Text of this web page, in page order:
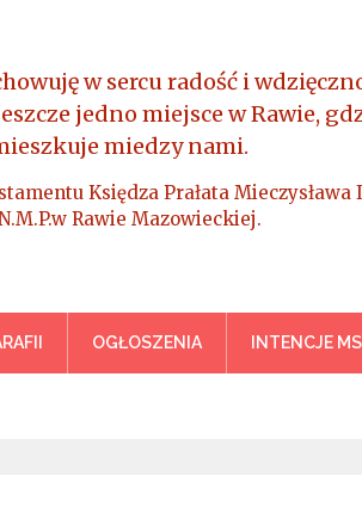
Króla
w sercu radość i
jedno miejsce w Rawie,
miedzy nami.
Księdza Prałata
Rawie Mazowieckiej.
OGŁOSZENIA INTENCJE